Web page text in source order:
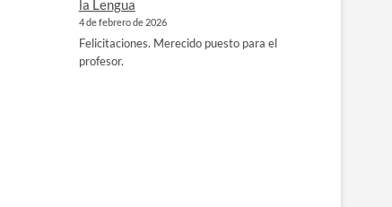
la Lengua
4 de febrero de 2026
Felicitaciones. Merecido puesto para el
profesor.